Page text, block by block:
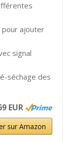
pour ajouter
signal
séchage des
EUR
sur Amazon